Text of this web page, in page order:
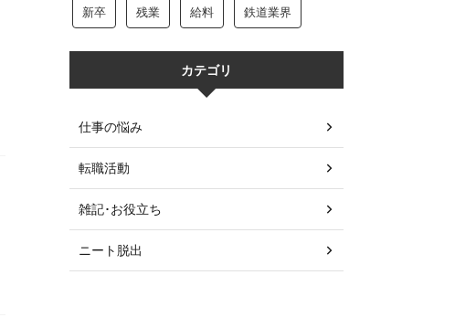
新卒 残業 給料 鉄道業界
カテゴリ
仕事の悩み
転職活動
雑記･お役立ち
ニート脱出